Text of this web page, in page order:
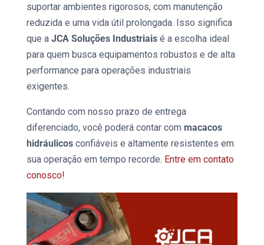
suportar ambientes rigorosos, com manutenção
reduzida e uma vida útil prolongada. Isso significa
que a JCA Soluções Industriaisé a escolha ideal
para quem busca equipamentos robustos e de alta
performance para operações industriais
exigentes.
Contando com nosso prazo de entrega
diferenciado, você poderá contar com macacos
hidráulicosconfiáveis e altamente resistentes em
sua operação em tempo recorde. Entre em contato
conosco!